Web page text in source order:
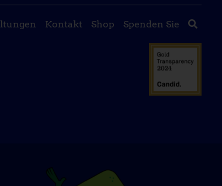
Kontakt Shop Spenden Sie